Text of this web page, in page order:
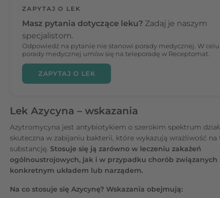
ZAPYTAJ O LEK
Masz pytania dotyczące leku? Zadaj je naszym
specjalistom.
Odpowiedź na pytanie nie stanowi porady medycznej. W
porady medycznej umów się na teleporadę w Receptomat.
ZAPYTAJ O LEK
Lek Azycyna – wskazania
Azytromycyna jest antybiotykiem o szerokim spektrum
skuteczna w zabijaniu bakterii, które wykazują wrażliwość na
substancję. Stosuje się ją zarówno w leczeniu zakażeń
ogólnoustrojowych, jak i w przypadku chorób związanych
konkretnym układem lub narządem.
Na co stosuje się Azycynę? Wskazania obejmują: